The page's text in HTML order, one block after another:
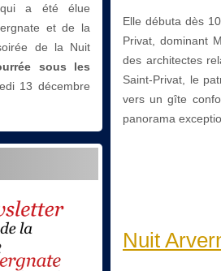
a été élue
et de la
de la Nuit
sous les
13 décembre
Elle débuta dès
Privat, dominant
des architectes
Saint-Privat, le
vers un gîte
panorama
Nuit